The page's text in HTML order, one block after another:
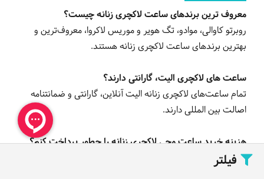
فیلتر
معروف ترین برندهای ساعت لاکچری زنانه چیست؟
روبرتو کاوالی، موادو، تگ هویر و موریس لاکروا، معروف‌ترین و
بهترین برندهای ساعت لاکچری زنانه هستند.
ساعت های لاکچری الیت، گارانتی دارند؟
تمام ساعت‌های لاکچری زنانه الیت آنلاین، گارانتی و ضمانتنامه
اصالت بین المللی دارند.
هزینه خرید ساعت مچی لاکچری زنانه را چطور پرداخت کنم؟
در الیت آنلاین، امکان پرداخت نقدی و با کارت بانکی در محل و